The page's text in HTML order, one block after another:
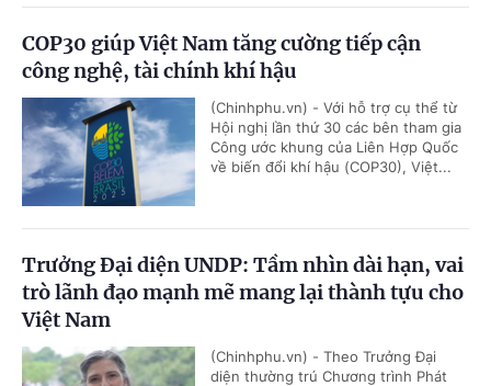
COP30 giúp Việt Nam tăng cường tiếp cận
công nghệ, tài chính khí hậu
(Chinhphu.vn) - Với hỗ trợ cụ thể từ
Hội nghị lần thứ 30 các bên tham gia
Công ước khung của Liên Hợp Quốc
về biến đổi khí hậu (COP30), Việt...
Trưởng Đại diện UNDP: Tầm nhìn dài hạn, vai
trò lãnh đạo mạnh mẽ mang lại thành tựu cho
Việt Nam
(Chinhphu.vn) - Theo Trưởng Đại
diện thường trú Chương trình Phát